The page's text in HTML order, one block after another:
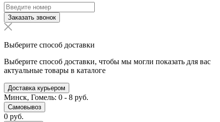
Заказать звонок
Выберите способ доставки
Выберите способ доставки, чтобы мы могли показать для вас
актуальные товары в каталоге
Доставка курьером
Минск, Гомель: 0 - 8 руб.
Самовывоз
0 руб.